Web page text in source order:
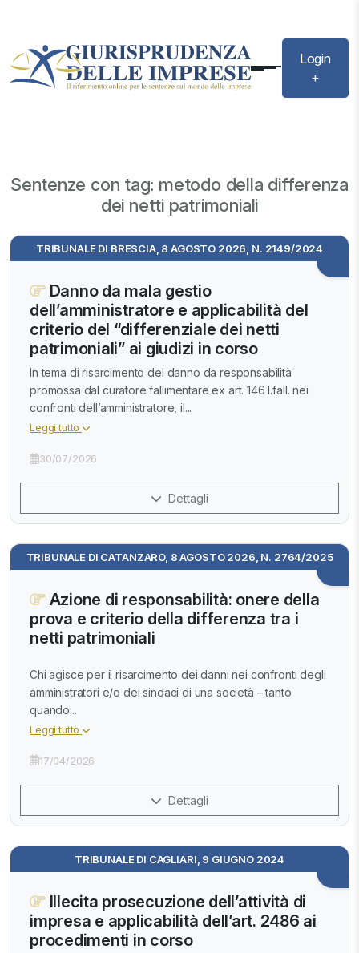
Login
+
Sentenze con tag: metodo della differenza
dei netti patrimoniali
TRIBUNALE DI BRESCIA, 8 AGOSTO 2026, N. 2149/2024
Danno da mala gestio
dell’amministratore e applicabilità del
criterio del “differenziale dei netti
patrimoniali” ai giudizi in corso
In tema di risarcimento del danno da responsabilità
promossa dal curatore fallimentare ex art. 146 l.fall. nei
confronti dell’amministratore, il...
Leggi tutto
30/07/2026
Dettagli
TRIBUNALE DI CATANZARO, 8 AGOSTO 2026, N. 2764/2025
Azione di responsabilità: onere della
prova e criterio della differenza tra i
netti patrimoniali
Chi agisce per il risarcimento dei danni nei confronti degli
amministratori e/o dei sindaci di una società – tanto
quando...
Leggi tutto
17/04/2026
Dettagli
TRIBUNALE DI CAGLIARI, 9 GIUGNO 2024
Illecita prosecuzione dell’attività di
impresa e applicabilità dell’art. 2486 ai
procedimenti in corso